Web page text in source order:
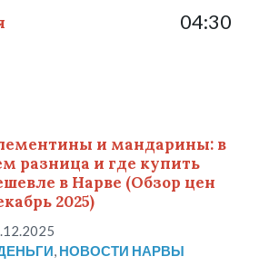
04:30
и мандарины: в
разница и где купить
в Нарве (Обзор цен
2025)
НОВОСТИ НАРВЫ